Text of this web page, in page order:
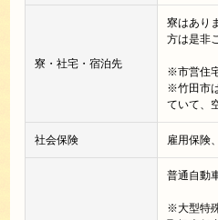
寮・社宅・宿泊先
寮はあり
方は是非
※市営住
※竹田市
ていて、
社会保険 雇用保険
普通自動
※大型特